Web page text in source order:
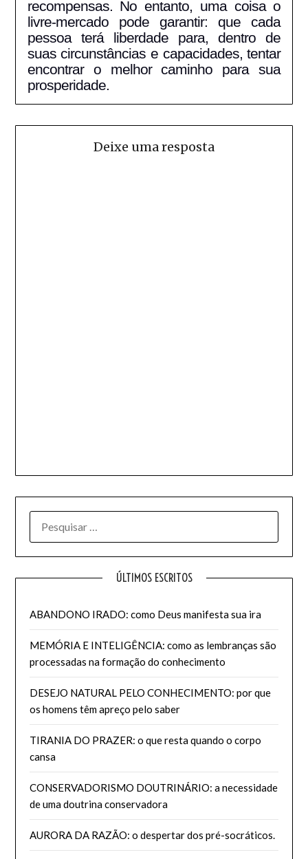
recompensas. No entanto, uma coisa o
livre-mercado pode garantir: que cada
pessoa terá liberdade para, dentro de
suas circunstâncias e capacidades, tentar
encontrar o melhor caminho para sua
prosperidade.
Deixe uma resposta
ÚLTIMOS ESCRITOS
ABANDONO IRADO: como Deus manifesta sua ira
MEMÓRIA E INTELIGÊNCIA: como as lembranças são
processadas na formação do conhecimento
DESEJO NATURAL PELO CONHECIMENTO: por que
os homens têm apreço pelo saber
TIRANIA DO PRAZER: o que resta quando o corpo
cansa
CONSERVADORISMO DOUTRINÁRIO: a necessidade
de uma doutrina conservadora
AURORA DA RAZÃO: o despertar dos pré-socráticos.